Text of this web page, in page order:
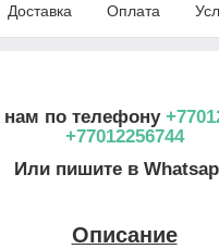
Доставка Оплата
нам по телефону
+77012256744
Или пишите в
Описание